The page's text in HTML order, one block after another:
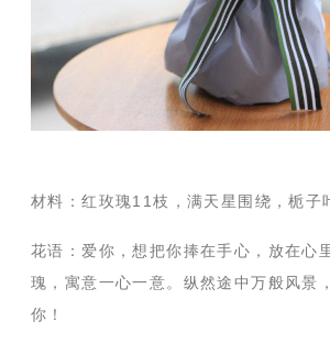
材料：红玫瑰11枝，满天星围绕，栀子
花语：爱你，想把你捧在手心，放在心
瑰，寓意一心一意。纵然途中万般风景
你！